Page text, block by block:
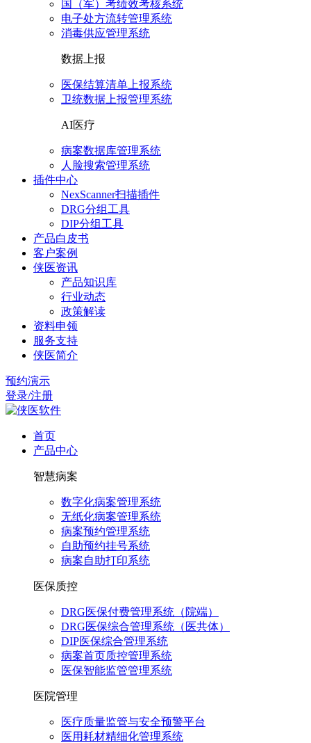
国（军）考绩效考核系统
电子处方流转管理系统
消毒供应管理系统
数据上报
医保结算清单上报系统
卫统数据上报管理系统
AI医疗
病案数据库管理系统
人脸搜索管理系统
插件中心
NexScanner扫描插件
DRG分组工具
DIP分组工具
产品白皮书
客户案例
侠医资讯
产品知识库
行业动态
政策解读
资料申领
服务支持
侠医简介
预约演示
登录/注册
首页
产品中心
智慧病案
数字化病案管理系统
无纸化病案管理系统
病案预约管理系统
自助预约挂号系统
病案自助打印系统
医保质控
DRG医保付费管理系统（院端）
DRG医保综合管理系统（医共体）
DIP医保综合管理系统
病案首页质控管理系统
医保智能监管管理系统
医院管理
医疗质量监管与安全预警平台
医用耗材精细化管理系统